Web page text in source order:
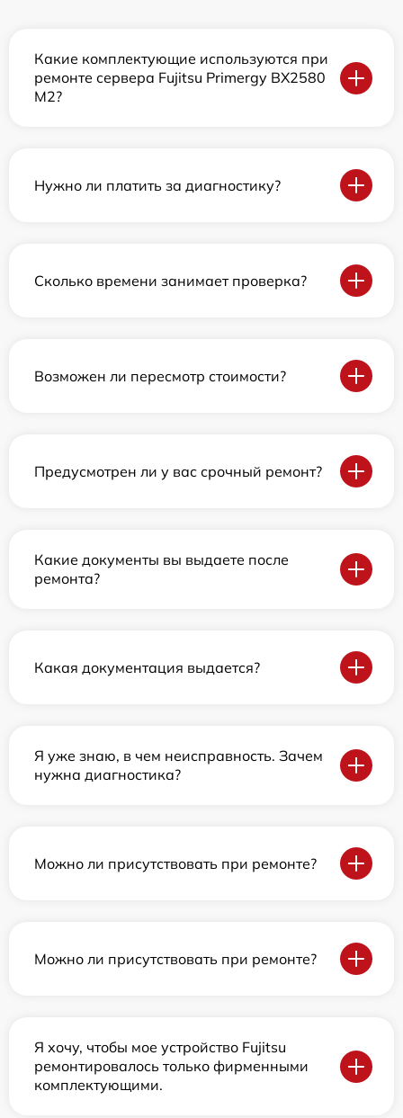
Какие комплектующие используются при
ремонте сервера Fujitsu Primergy BX2580
M2?
Нужно ли платить за диагностику?
Сколько времени занимает проверка?
Возможен ли пересмотр стоимости?
Предусмотрен ли у вас срочный ремонт?
Какие документы вы выдаете после
ремонта?
Какая документация выдается?
Я уже знаю, в чем неисправность. Зачем
нужна диагностика?
Можно ли присутствовать при ремонте?
Можно ли присутствовать при ремонте?
Я хочу, чтобы мое устройство Fujitsu
ремонтировалось только фирменными
комплектующими.